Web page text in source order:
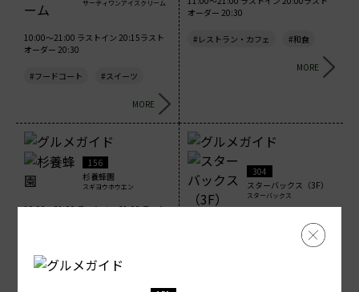
サーティワンアイスクリーム
10:00～21:00 ラストイン 20:15ラスト
オーダー 20:30
#フードコート #スイーツ
MORE
オーダー 20:30
#レストラン・カフェ #和食
MORE
156
杉養蜂園
スギヨウホウエン
10:00～21:00 ラストイン 21:00 ラスト
304
スターバックス（3F）
スターバックス
10:00～21:00 ラストイン 21:00 ラスト